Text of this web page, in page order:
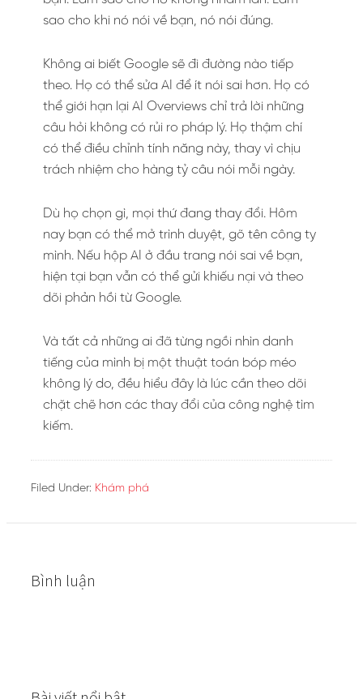
sao cho khi nó nói về bạn, nó nói đúng.
Không ai biết Google sẽ đi đường nào tiếp
theo. Họ có thể sửa AI để ít nói sai hơn. Họ có
thể giới hạn lại AI Overviews chỉ trả lời những
câu hỏi không có rủi ro pháp lý. Họ thậm chí
có thể điều chỉnh tính năng này, thay vì chịu
trách nhiệm cho hàng tỷ câu nói mỗi ngày.
Dù họ chọn gì, mọi thứ đang thay đổi. Hôm
nay bạn có thể mở trình duyệt, gõ tên công ty
mình. Nếu hộp AI ở đầu trang nói sai về bạn,
hiện tại bạn vẫn có thể gửi khiếu nại và theo
dõi phản hồi từ Google.
Và tất cả những ai đã từng ngồi nhìn danh
tiếng của mình bị một thuật toán bóp méo
không lý do, đều hiểu đây là lúc cần theo dõi
chặt chẽ hơn các thay đổi của công nghệ tìm
kiếm.
Filed Under: Khám phá
Bình luận